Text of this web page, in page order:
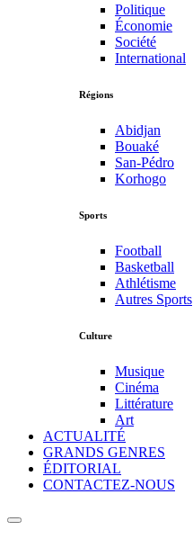
Politique
Économie
Société
International
Régions
Abidjan
Bouaké
San-Pédro
Korhogo
Sports
Football
Basketball
Athlétisme
Autres Sports
Culture
Musique
Cinéma
Littérature
Art
ACTUALITÉ
GRANDS GENRES
ÉDITORIAL
CONTACTEZ-NOUS